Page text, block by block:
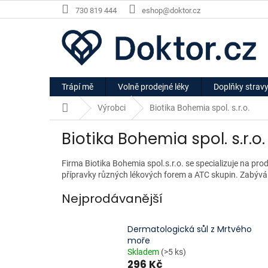
na
730 819 444 eshop@doktor.cz
Trápí mě Volně prodejné léky Doplňky stravy
Domů Výrobci Biotika Bohemia spol. s.r.o.
Biotika Bohemia spol. s.r.o.
Firma Biotika Bohemia spol.s.r.o. se specializuje na
přípravky různých lékových forem a ATC skupin.
Nejprodávanější
Dermatologická sůl z Mrtvého
moře
Skladem (>5 ks)
296 Kč